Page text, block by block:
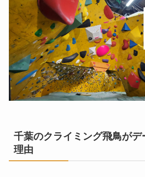
千葉のクライミング飛鳥がデ
理由